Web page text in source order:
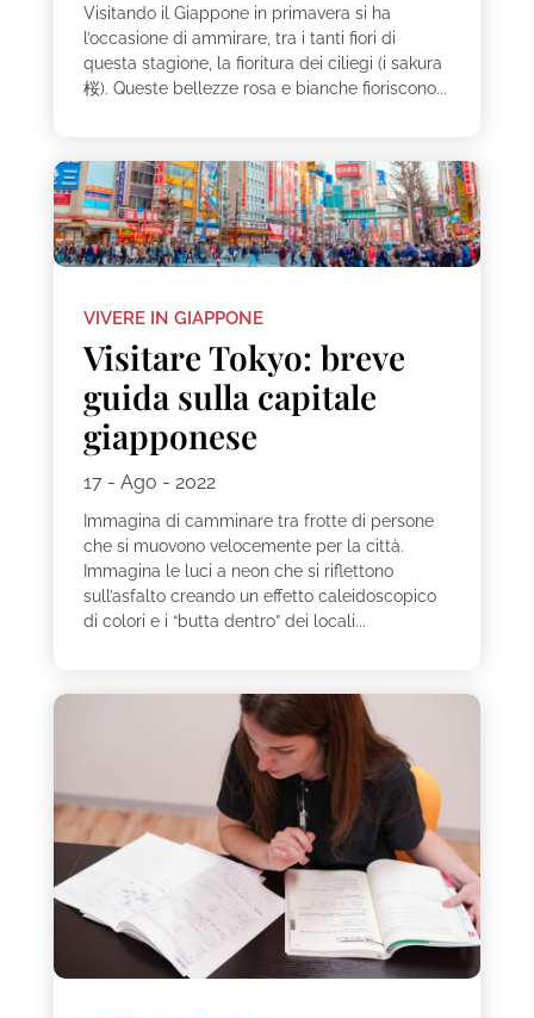
Visitando il Giappone in primavera si ha
l’occasione di ammirare, tra i tanti fiori di
questa stagione, la fioritura dei ciliegi (i sakura
桜). Queste bellezze rosa e bianche fioriscono...
VIVERE IN GIAPPONE
Visitare Tokyo: breve
guida sulla capitale
giapponese
17 - Ago - 2022
Immagina di camminare tra frotte di persone
che si muovono velocemente per la città.
Immagina le luci a neon che si riflettono
sull’asfalto creando un effetto caleidoscopico
di colori e i “butta dentro” dei locali...